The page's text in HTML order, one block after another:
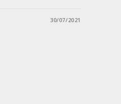
30/07/2021